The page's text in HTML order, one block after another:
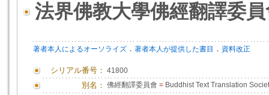
法界佛教大學佛經翻譯委
著者本人によるオーソライズ ． 著者本人が提供した書目 ． 資料改正
シリアル番号： 41800
別名： 佛經翻譯委員會 = Buddhist Text Translation